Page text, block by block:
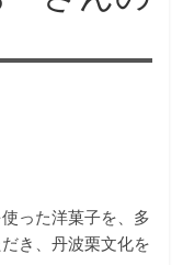
った洋菓子を、多
き、丹波栗文化を